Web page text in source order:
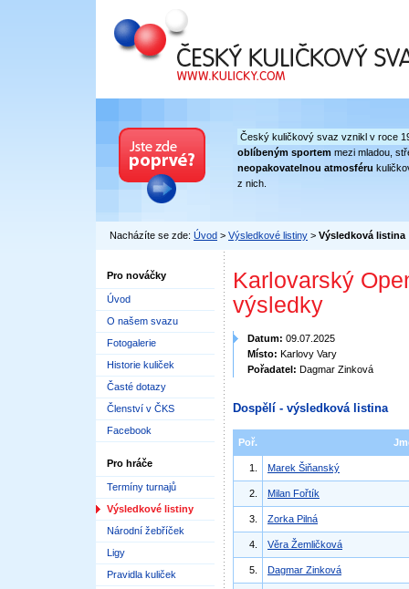
Český kuličkový svaz
Český kuličkový svaz vznikl v roce
oblíbeným sportem mezi mladou,
neopakovatelnou atmosféru
z nich.
Nacházíte se zde: Úvod > Výsledkové listiny > Výsledková listina
Pro nováčky
Úvod
O našem svazu
Fotogalerie
Historie kuliček
Časté dotazy
Členství v ČKS
Facebook
Pro hráče
Termíny turnajů
Výsledkové listiny
Národní žebříček
Ligy
Pravidla kuliček
Karlovarský
výsledky
Datum: 09.07.2025
Místo: Karlovy Vary
Pořadatel: Dagmar Zinková
Dospělí - výsledková listina
Poř.
1. Marek Šiňanský
2. Milan Fořtík
3. Zorka Pilná
4. Věra Žemličková
5. Dagmar Zinková